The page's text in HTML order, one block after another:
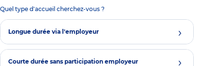
Quel type d'accueil cherchez-vous ?
Longue durée via l'employeur
Courte durée sans participation employeur